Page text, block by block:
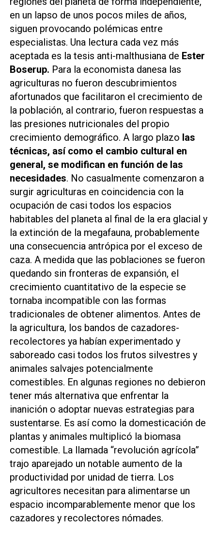
en un lapso de unos pocos miles de años,
siguen provocando polémicas entre
especialistas. Una lectura cada vez más
aceptada es la tesis anti-malthusiana de Ester
Boserup. Para la economista danesa las
agriculturas no fueron descubrimientos
afortunados que facilitaron el crecimiento de
la población, al contrario, fueron respuestas a
las presiones nutricionales del propio
crecimiento demográfico. A largo plazo las
técnicas, así como el cambio cultural en
general, se modifican en función de las
necesidades. No casualmente comenzaron a
surgir agriculturas en coincidencia con la
ocupación de casi todos los espacios
habitables del planeta al final de la era glacial y
la extinción de la megafauna, probablemente
una consecuencia antrópica por el exceso de
caza. A medida que las poblaciones se fueron
quedando sin fronteras de expansión, el
crecimiento cuantitativo de la especie se
tornaba incompatible con las formas
tradicionales de obtener alimentos. Antes de
la agricultura, los bandos de cazadores-
recolectores ya habían experimentado y
saboreado casi todos los frutos silvestres y
animales salvajes potencialmente
comestibles. En algunas regiones no debieron
tener más alternativa que enfrentar la
inanición o adoptar nuevas estrategias para
sustentarse. Es así como la domesticación de
plantas y animales multiplicó la biomasa
comestible. La llamada “revolución agrícola”
trajo aparejado un notable aumento de la
productividad por unidad de tierra. Los
agricultores necesitan para alimentarse un
espacio incomparablemente menor que los
cazadores y recolectores nómades.